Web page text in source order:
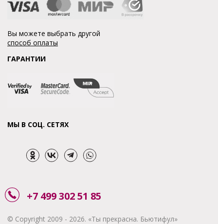
Вы можете выбрать другой
способ оплаты
ГАРАНТИИ
МЫ В СОЦ. СЕТЯХ
+7 499 302 51 85
© Copyright 2009 - 2026. «Ты прекрасна. Бьютифул»